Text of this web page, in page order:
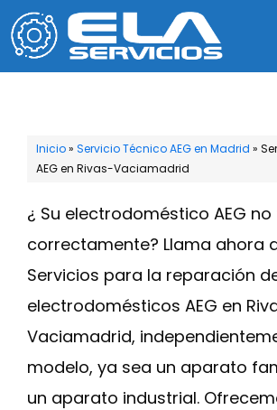
Saltar
al
contenido
Inicio» Servicio Técnico AEG en Madrid »
AEG en Rivas-Vaciamadrid
¿ Su electrodoméstico AEG
correctamente? Llama ahora a
Servicios para la reparación
electrodomésticos AEG en
Vaciamadrid,
modelo, ya sea un aparato
un aparato industrial.